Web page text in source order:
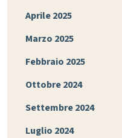
Aprile 2025
Marzo 2025
Febbraio 2025
Ottobre 2024
Settembre 2024
Luglio 2024